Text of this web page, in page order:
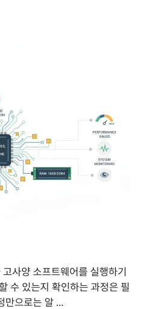
사양 소프트웨어를 실행하기
수 있는지 확인하는 과정은 필
만으로는 알 ...